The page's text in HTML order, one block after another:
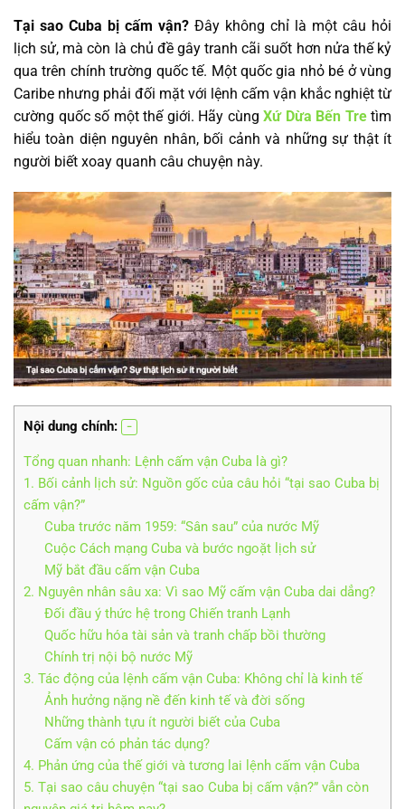
Tại sao Cuba bị cấm vận? Đây không chỉ là một câu hỏi
lịch sử, mà còn là chủ đề gây tranh cãi suốt hơn nửa thế kỷ
qua trên chính trường quốc tế. Một quốc gia nhỏ bé ở vùng
Caribe nhưng phải đối mặt với lệnh cấm vận khắc nghiệt từ
cường quốc số một thế giới. Hãy cùng Xứ Dừa Bến Tretìm
hiểu toàn diện nguyên nhân, bối cảnh và những sự thật ít
người biết xoay quanh câu chuyện này.
Nội dung chính:
Tổng quan nhanh: Lệnh cấm vận Cuba là gì?
1. Bối cảnh lịch sử: Nguồn gốc của câu hỏi “tại sao Cuba bị
cấm vận?”
Cuba trước năm 1959: “Sân sau” của nước Mỹ
Cuộc Cách mạng Cuba và bước ngoặt lịch sử
Mỹ bắt đầu cấm vận Cuba
2. Nguyên nhân sâu xa: Vì sao Mỹ cấm vận Cuba dai dẳng?
Đối đầu ý thức hệ trong Chiến tranh Lạnh
Quốc hữu hóa tài sản và tranh chấp bồi thường
Chính trị nội bộ nước Mỹ
3. Tác động của lệnh cấm vận Cuba: Không chỉ là kinh tế
Ảnh hưởng nặng nề đến kinh tế và đời sống
Những thành tựu ít người biết của Cuba
Cấm vận có phản tác dụng?
4. Phản ứng của thế giới và tương lai lệnh cấm vận Cuba
5. Tại sao câu chuyện “tại sao Cuba bị cấm vận?” vẫn còn